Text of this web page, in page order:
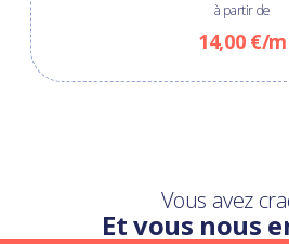
à partir de
14,00 €/m
Vous avez
Et vous nous